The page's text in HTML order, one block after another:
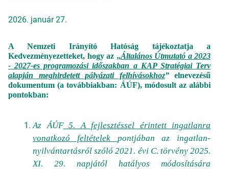
2026. január 27.
A Nemzeti Irányító Hatóság tájékoztatja a
Kedvezményezetteket, hogy az „Általános Útmutató a 2023
- 2027-es programozási időszakban a KAP Stratégiai Terv
alapján meghirdetett pályázati felhívásokhoz”elnevezésű
dokumentum (a továbbiakban: ÁÚF), módosult az alábbi
pontokban:
Az ÁÚF5. A fejlesztéssel érintett ingatlanra
vonatkozó feltételek pontjában az ingatlan-
nyilvántartásról szóló 2021. évi C. törvény 2025.
XI. 29. napjától hatályos módosítására